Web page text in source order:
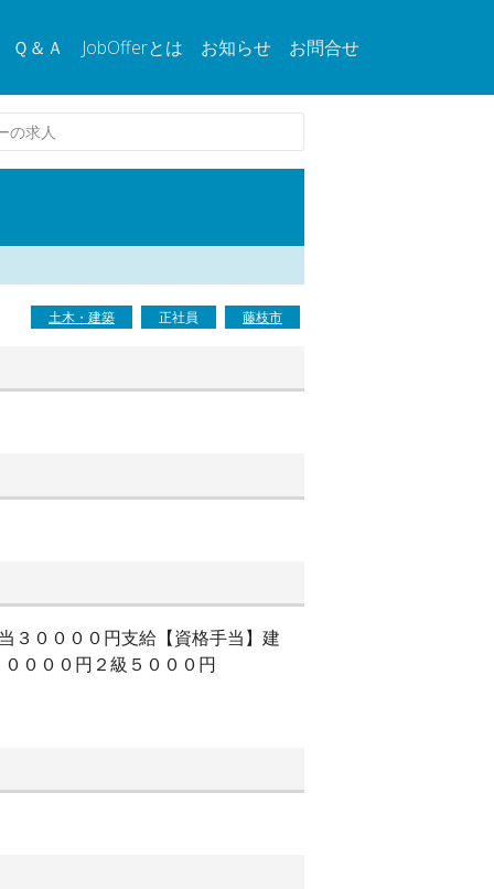
Ｑ＆Ａ JobOfferとは お知らせ お問合せ
の求人
土木・建築 正社員 藤枝市
３００００円支給【資格手当】建
０００円２級５０００円